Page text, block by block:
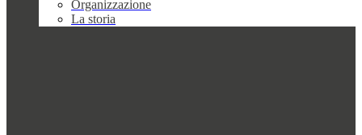
Organizzazione
La storia